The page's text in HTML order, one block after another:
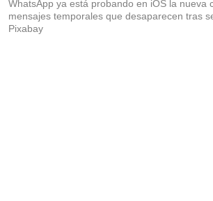
WhatsApp ya está probando en iOS la nueva
mensajes temporales que desaparecen tras
Pixabay